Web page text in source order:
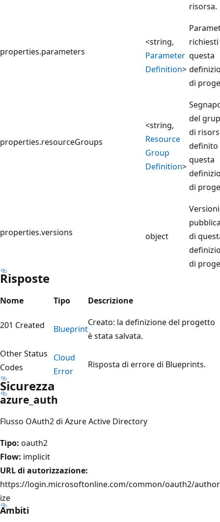
risorsa.
properties.parameters
<string,
Parameter
Definition>
questa
di
properties.resourceGroups
<string,
Resource
Group
Definition>
del
di
definito
questa
di
properties.versions object
Versioni
di
di
Risposte
Nome Tipo Descrizione
201 Created Blueprint
Creato: la definizione del progetto
è stata salvata.
Other Status
Codes
Cloud
Error
Risposta di errore di Blueprints.
Sicurezza
azure_auth
Flusso OAuth2 di Azure Active Directory
Tipo: oauth2
Flow: implicit
URL di autorizzazione:
https://login.microsoftonline.com/common/oauth2/author
ize
Ambiti